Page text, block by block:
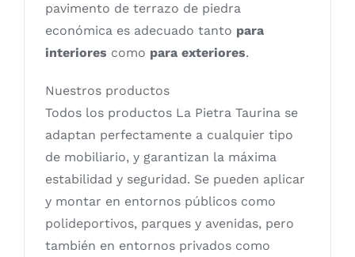
pavimento de terrazo de piedra
económica es adecuado tanto para
interiores como para exteriores.
Nuestros productos
Todos los productos La Pietra Taurina se
adaptan perfectamente a cualquier tipo
de mobiliario, y garantizan la máxima
estabilidad y seguridad. Se pueden aplicar
y montar en entornos públicos como
polideportivos, parques y avenidas, pero
también en entornos privados como